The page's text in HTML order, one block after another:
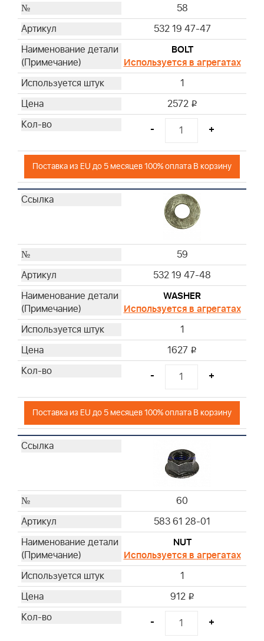
58
532 19 47-47
BOLT
Используется в агрегатах
1
2572 i
- +
Поставка из EU до 5 месяцев 100% оплата В корзину
59
532 19 47-48
WASHER
Используется в агрегатах
1
1627 i
- +
Поставка из EU до 5 месяцев 100% оплата В корзину
60
583 61 28-01
NUT
Используется в агрегатах
1
912 i
- +